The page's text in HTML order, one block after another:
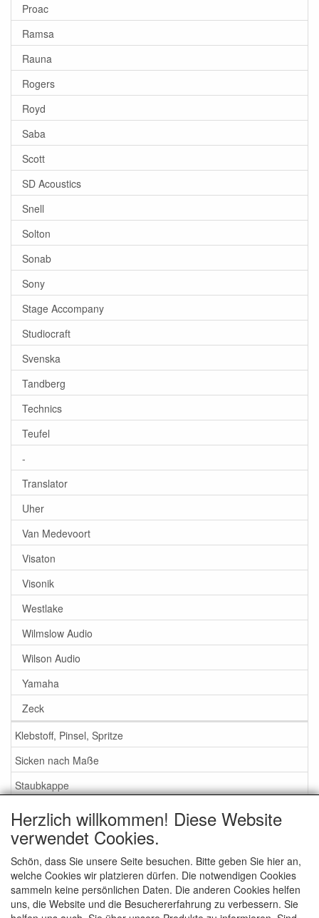
Proac
Ramsa
Rauna
Rogers
Royd
Saba
Scott
SD Acoustics
Snell
Solton
Sonab
Sony
Stage Accompany
Studiocraft
Svenska
Tandberg
Technics
Teufel
-
Translator
Uher
Van Medevoort
Visaton
Visonik
Westlake
Wilmslow Audio
Wilson Audio
Yamaha
Zeck
Klebstoff, Pinsel, Spritze
Sicken nach Maße
Staubkappe
Service
Schaumstoff oder Gummi Sicken?
Wichtig bei Bestellung
Herzlich willkommen! Diese Website
verwendet Cookies.
Schön, dass Sie unsere Seite besuchen. Bitte geben Sie hier an,
welche Cookies wir platzieren dürfen. Die notwendigen Cookies
sammeln keine persönlichen Daten. Die anderen Cookies helfen
uns, die Website und die Besuchererfahrung zu verbessern. Sie